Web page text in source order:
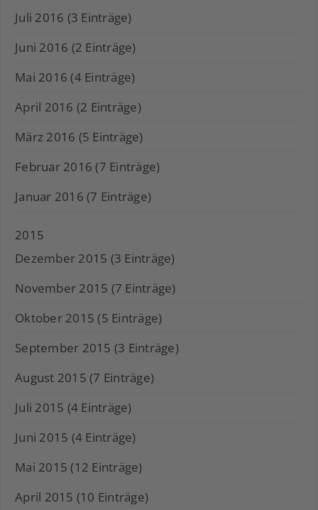
Juli 2016 (3 Einträge)
Juni 2016 (2 Einträge)
Mai 2016 (4 Einträge)
April 2016 (2 Einträge)
März 2016 (5 Einträge)
Februar 2016 (7 Einträge)
Januar 2016 (7 Einträge)
2015
Dezember 2015 (3 Einträge)
November 2015 (7 Einträge)
Oktober 2015 (5 Einträge)
September 2015 (3 Einträge)
August 2015 (7 Einträge)
Juli 2015 (4 Einträge)
Juni 2015 (4 Einträge)
Mai 2015 (12 Einträge)
April 2015 (10 Einträge)